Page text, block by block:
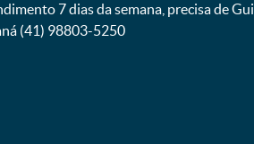
7 dias da semana, precisa de
(41) 98803-5250